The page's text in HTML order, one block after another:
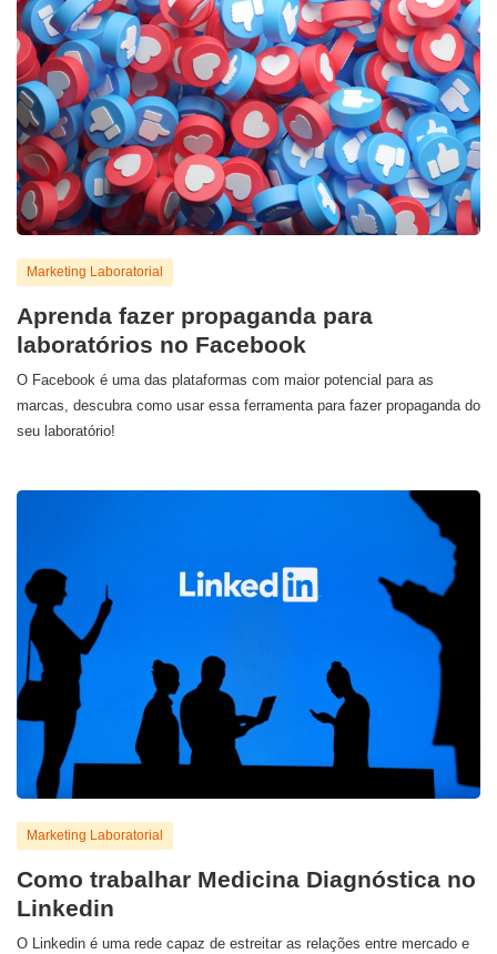
Marketing Laboratorial
Aprenda fazer propaganda para
laboratórios no Facebook
O Facebook é uma das plataformas com maior potencial para as
marcas, descubra como usar essa ferramenta para fazer propaganda do
seu laboratório!
Marketing Laboratorial
Como trabalhar Medicina Diagnóstica no
Linkedin
O Linkedin é uma rede capaz de estreitar as relações entre mercado e